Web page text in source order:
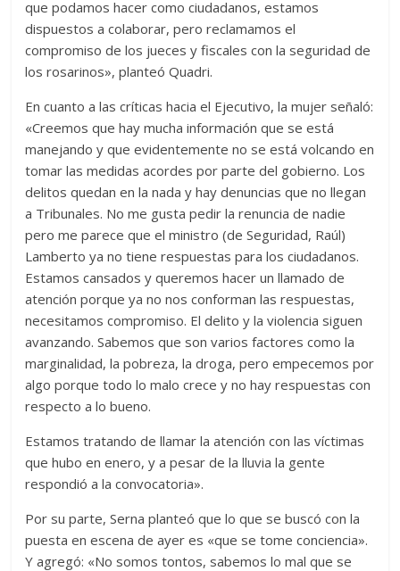
que podamos hacer como ciudadanos, estamos
dispuestos a colaborar, pero reclamamos el
compromiso de los jueces y fiscales con la seguridad de
los rosarinos», planteó Quadri.
En cuanto a las críticas hacia el Ejecutivo, la mujer señaló:
«Creemos que hay mucha información que se está
manejando y que evidentemente no se está volcando en
tomar las medidas acordes por parte del gobierno. Los
delitos quedan en la nada y hay denuncias que no llegan
a Tribunales. No me gusta pedir la renuncia de nadie
pero me parece que el ministro (de Seguridad, Raúl)
Lamberto ya no tiene respuestas para los ciudadanos.
Estamos cansados y queremos hacer un llamado de
atención porque ya no nos conforman las respuestas,
necesitamos compromiso. El delito y la violencia siguen
avanzando. Sabemos que son varios factores como la
marginalidad, la pobreza, la droga, pero empecemos por
algo porque todo lo malo crece y no hay respuestas con
respecto a lo bueno.
Estamos tratando de llamar la atención con las víctimas
que hubo en enero, y a pesar de la lluvia la gente
respondió a la convocatoria».
Por su parte, Serna planteó que lo que se buscó con la
puesta en escena de ayer es «que se tome conciencia».
Y agregó: «No somos tontos, sabemos lo mal que se